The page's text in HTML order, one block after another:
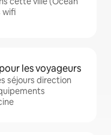
wifi
les voyageurs
séjours direction